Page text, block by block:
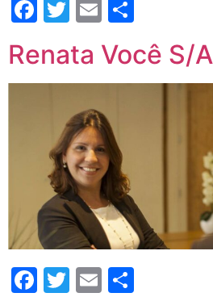
Facebook
Twitter
Email
Renata Você S/A
Facebook
Twitter
Email